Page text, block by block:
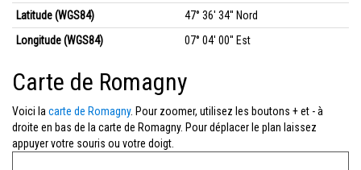
Latitude (WGS84)
47° 36' 34'' Nord
Longitude (WGS84)
07° 04' 00'' Est
Carte de Romagny
Voici la carte de Romagny. Pour zoomer, utilisez les boutons + et - à
droite en bas de la carte de Romagny. Pour déplacer le plan laissez
appuyer votre souris ou votre doigt.